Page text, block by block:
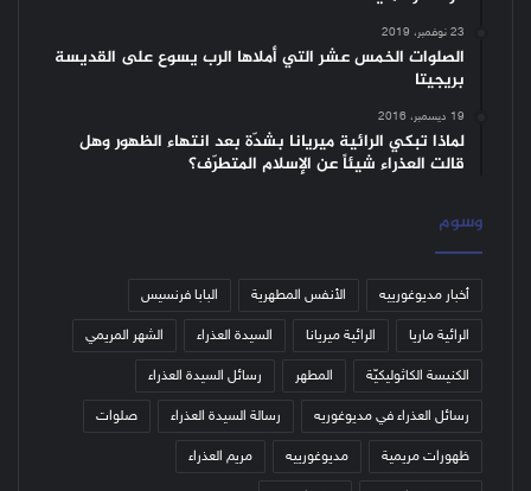
23 نوفمبر، 2019
الصلوات الخمس عشر التي أملاها الرب يسوع على القديسة
بريجيتا
19 ديسمبر، 2016
لماذا تبكي الرائية ميريانا بشدّة بعد انتهاء الظهور وهل
قالت العذراء شيئاً عن الإسلام المتطرّف؟
وسوم
أخبار مديوغورييه الأنفس المطهرية البابا فرنسيس
الرائية ماريا الرائية ميريانا السيدة العذراء الشهر المريمي
الكنيسة الكاثوليكيّة المطهر رسائل السيدة العذراء
رسائل العذراء في مديوغوريه رسالة السيدة العذراء صلوات
ظهورات مريمية مديوغورييه مريم العذراء